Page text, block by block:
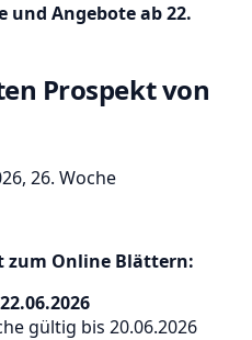
und Angebote ab 22.
Prospekt von
26. Woche
zum Online Blättern:
gültig bis 20.06.2026